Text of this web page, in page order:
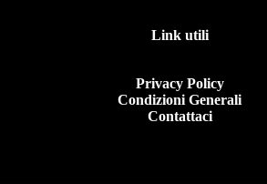
Link utili
Privacy Policy
Condizioni Generali
Contattaci